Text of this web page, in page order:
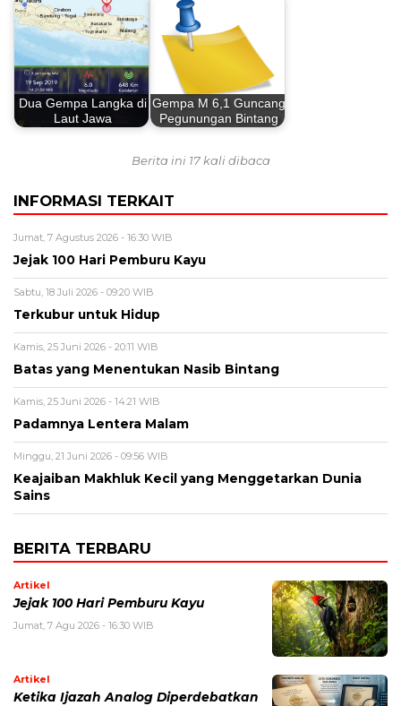
Dua Gempa Langka di
Laut Jawa
Gempa M 6,1 Guncang
Pegunungan Bintang
Berita ini 17 kali dibaca
INFORMASI TERKAIT
Jumat, 7 Agustus 2026 - 16:30 WIB
Jejak 100 Hari Pemburu Kayu
Sabtu, 18 Juli 2026 - 09:20 WIB
Terkubur untuk Hidup
Kamis, 25 Juni 2026 - 20:11 WIB
Batas yang Menentukan Nasib Bintang
Kamis, 25 Juni 2026 - 14:21 WIB
Padamnya Lentera Malam
Minggu, 21 Juni 2026 - 09:56 WIB
Keajaiban Makhluk Kecil yang Menggetarkan Dunia
Sains
BERITA TERBARU
Artikel
Jejak 100 Hari Pemburu Kayu
Jumat, 7 Agu 2026 - 16:30 WIB
Artikel
Ketika Ijazah Analog Diperdebatkan